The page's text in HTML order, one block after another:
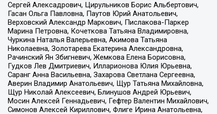
Сергей Алексадрович, Цирульников Борис Альбертович,
Гасан Ольга Павловна, Паутов Юрий Анатольевич,
Верховский Александр Маркович, Пислакова-Паркер
Марина Петровна, Кочеткова Татьяна Владимировна,
Чуркина Наталья Валерьевна, Акимова Татьяна
Николаевна, Золотарева Екатерина Александровна,
Рачинский Ян Збигневич, Жемкова Елена Борисовна,
Гудков Лев Дмитриевич, Илларионова Юлия Юрьевна,
Саранг Анна Васильевна, Захарова Светлана Сергеевна,
Аверин Владимир Анатольевич, Щур Татьяна Михайловна,
Щур Николай Алексеевич, Блинушов Андрей Юрьевич,
Мосин Алексей Геннадьевич, Гефтер Валентин Михайлович,
Симонов Алексей Кириллович, Флиге Ирина Анатольевна,